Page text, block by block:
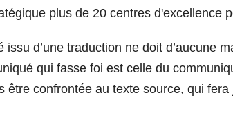
plus de 20 centres d'excellence
issu d’une traduction ne doit d’aucune
qui fasse foi est celle du
être confrontée au texte source, qui fera